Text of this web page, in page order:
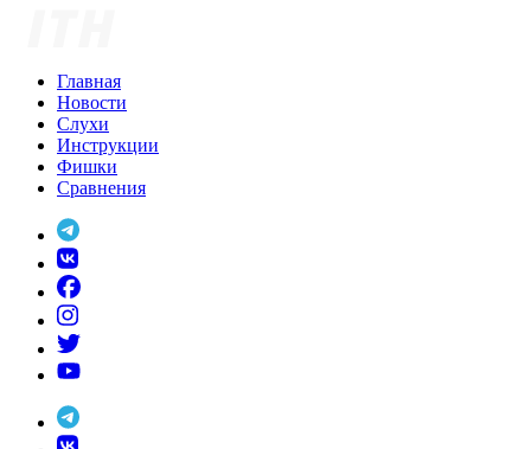
Главная
Новости
Слухи
Инструкции
Фишки
Сравнения